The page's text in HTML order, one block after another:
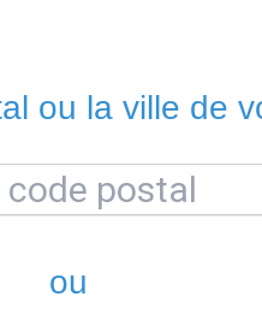
ou la ville de
ou